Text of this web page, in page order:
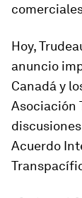
Hoy,
anuncio
Canadá y
Asociación
Acuerdo